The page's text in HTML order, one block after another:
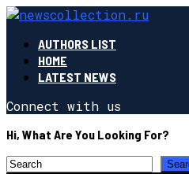
AUTHORS LIST
HOME
LATEST NEWS
Connect with us
Hi, What Are You Looking For?